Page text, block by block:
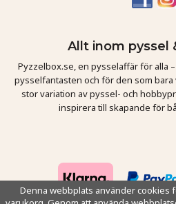
Allt inom pyssel
Pyzzelbox.se, en pysselaffär för alla
pysselfantasten och för den som bara
stor variation av pyssel- och
inspirera till skapande för
Denna webbplats använder cookies